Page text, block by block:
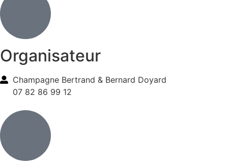
Organisateur
Champagne Bertrand & Bernard Doyard
07 82 86 99 12